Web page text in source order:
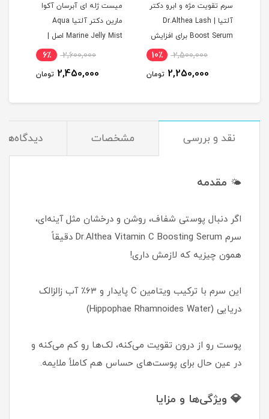
سرم تقویت مژه و ابرو دکتر
آلتیا | Dr.Althea Lash
Boost Serum برای افزایش
رشد، ضخامت و استحکام
2,500,000 10٪
2,250,000 تومان
میست ژله ای آبرسان آکوا
مارین دکتر آلتیا Aqua
Marine Jelly Mist اصل |
اسپری آبرسان و درخشان
2,600,000 6٪
2,450,000 تومان
نقد و بررسی مشخصات دیدگاه‌ها
🌤 مقدمه
اگر دنبال پوستی شفاف، روشن و درخشان مثل آینه‌ای،
سرم Dr.Althea Vitamin C Boosting Serum دقیقاً
همون چیزیه که لازمش داری!
این سرم با ترکیب ویتامین C پایدار و ۶۳٪ آب زالزالک
دریایی (Hippophae Rhamnoides Water)
پوست رو از درون تقویت می‌کنه، لک‌ها رو کم می‌کنه و
در عین حال برای پوست‌های حساس هم کاملاً ملایمه.
💎 ویژگی‌ها و مزایا